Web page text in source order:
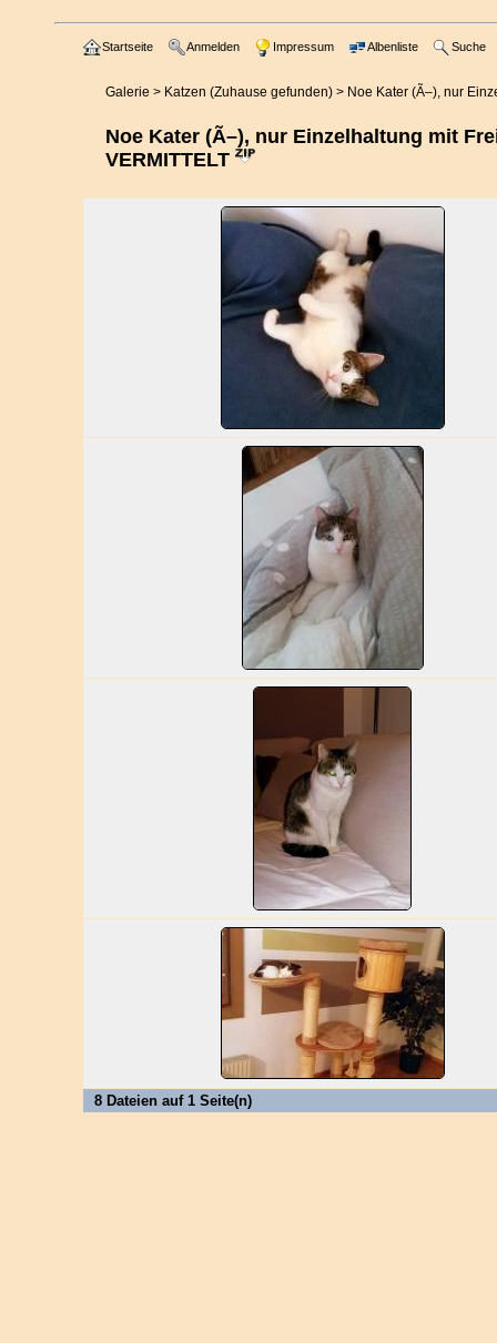
Startseite Anmelden Impressum Albenliste Suche
Galerie > Katzen (Zuhause gefunden) > Noe Kater (Ã–), nur
Noe Kater (Ã–), nur Einzelhaltung mit
VERMITTELT
8 Dateien auf 1 Seite(n)